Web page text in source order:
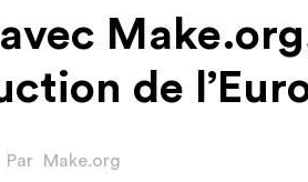
de
Par Make.org